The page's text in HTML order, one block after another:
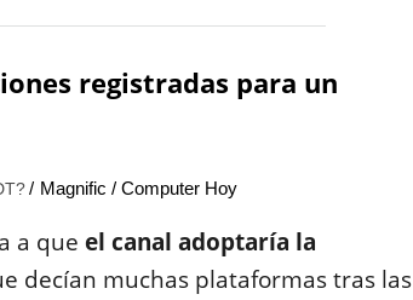
registradas para un
Magnific / Computer Hoy
a que el canal adoptaría la
decían muchas plataformas tras las